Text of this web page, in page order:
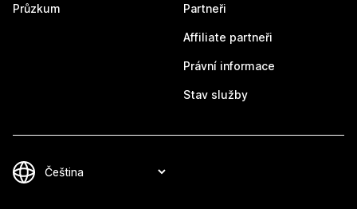
Průzkum Partneři
Affiliate partneři
Právní informace
Stav služby